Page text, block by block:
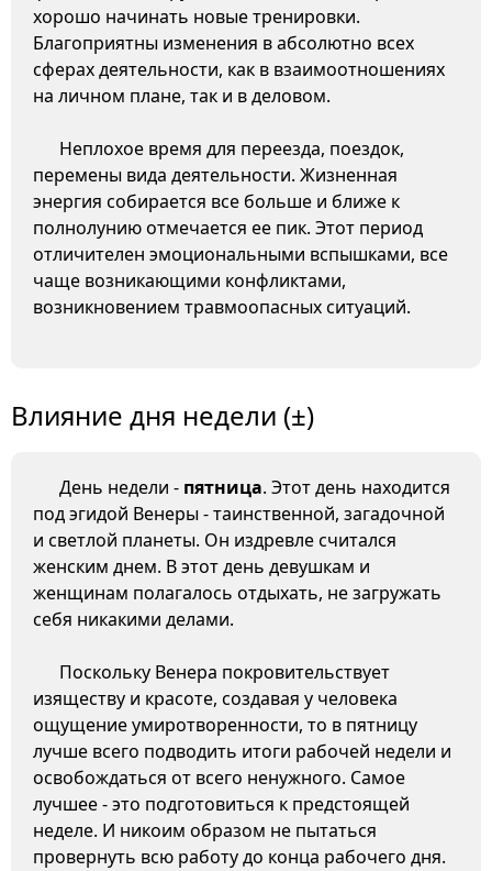
хорошо начинать новые тренировки.
Благоприятны изменения в абсолютно всех
сферах деятельности, как в взаимоотношениях
на личном плане, так и в деловом.
Неплохое время для переезда, поездок,
перемены вида деятельности. Жизненная
энергия собирается все больше и ближе к
полнолунию отмечается ее пик. Этот период
отличителен эмоциональными вспышками, все
чаще возникающими конфликтами,
возникновением травмоопасных ситуаций.
Влияние дня недели (±)
День недели - пятница. Этот день находится
под эгидой Венеры - таинственной, загадочной
и светлой планеты. Он издревле считался
женским днем. В этот день девушкам и
женщинам полагалось отдыхать, не загружать
себя никакими делами.
Поскольку Венера покровительствует
изяществу и красоте, создавая у человека
ощущение умиротворенности, то в пятницу
лучше всего подводить итоги рабочей недели и
освобождаться от всего ненужного. Самое
лучшее - это подготовиться к предстоящей
неделе. И никоим образом не пытаться
провернуть всю работу до конца рабочего дня.